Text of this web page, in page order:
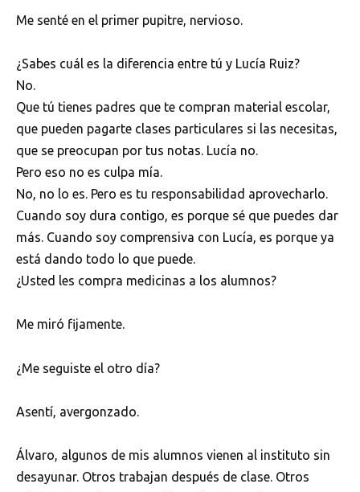
Me senté en el primer pupitre, nervioso.
¿Sabes cuál es la diferencia entre tú y Lucía Ruiz?
No.
Que tú tienes padres que te compran material escolar,
que pueden pagarte clases particulares si las necesitas,
que se preocupan por tus notas. Lucía no.
Pero eso no es culpa mía.
No, no lo es. Pero es tu responsabilidad aprovecharlo.
Cuando soy dura contigo, es porque sé que puedes dar
más. Cuando soy comprensiva con Lucía, es porque ya
está dando todo lo que puede.
¿Usted les compra medicinas a los alumnos?
Me miró fijamente.
¿Me seguiste el otro día?
Asentí, avergonzado.
Álvaro, algunos de mis alumnos vienen al instituto sin
desayunar. Otros trabajan después de clase. Otros